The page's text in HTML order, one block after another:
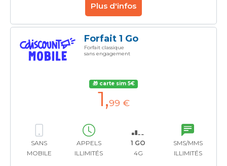
Plus d'infos
Forfait 1 Go
Forfait classique
sans engagement
🎁 carte sim 5€
1,99 €
SANS
MOBILE
APPELS
ILLIMITÉS
1 GO
4G
SMS/MMS
ILLIMITÉS